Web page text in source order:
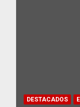
DESTACADOS